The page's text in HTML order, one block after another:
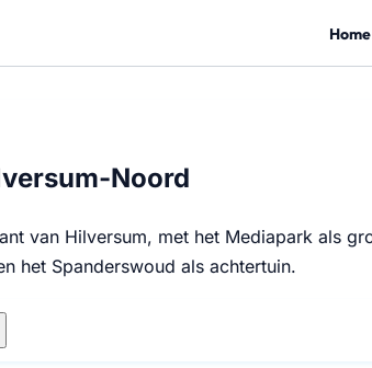
Home
Noord
van Hilversum, met het Mediapark als
het Spanderswoud als achtertuin.